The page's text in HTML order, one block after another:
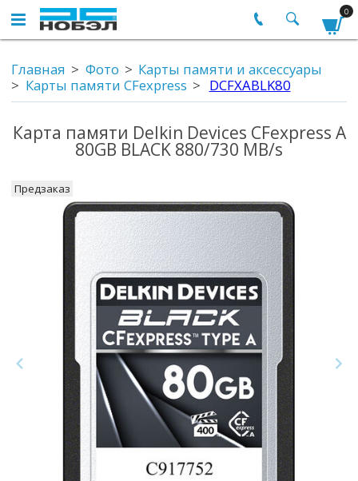
0
Главная Фото
Карты памяти и аксессуары
Карты памяти CFexpress
DCFXABLK80
Карта памяти Delkin Devices CFexpress A
80GB BLACK 880/730 MB/s
Предзаказ